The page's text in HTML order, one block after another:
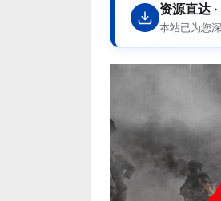
资源直达
本站已为您